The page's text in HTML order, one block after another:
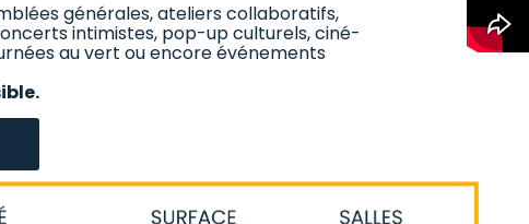
générales, ateliers collaboratifs,
intimistes, pop-up culturels, ciné-
au vert ou encore événements